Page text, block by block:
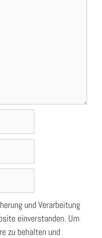
und Verarbeitung
einverstanden. Um
zu behalten und